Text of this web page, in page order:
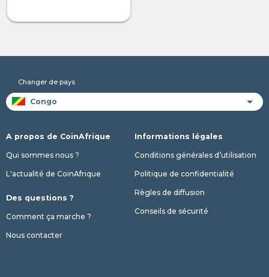
Changer de pays
A propos de CoinAfrique
Qui sommes nous ?
L'actualité de CoinAfrique
Des questions ?
Comment ça marche ?
Nous contacter
Informations légales
Conditions générales d’utilisation
Politique de confidentialité
Règles de diffusion
Conseils de sécurité